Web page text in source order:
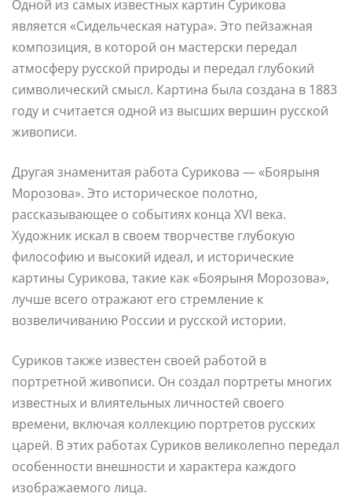
Одной из самых известных картин Сурикова
является «Сидельческая натура». Это пейзажная
композиция, в которой он мастерски передал
атмосферу русской природы и передал глубокий
символический смысл. Картина была создана в 1883
году и считается одной из высших вершин русской
живописи.
Другая знаменитая работа Сурикова — «Боярыня
Морозова». Это историческое полотно,
рассказывающее о событиях конца XVI века.
Художник искал в своем творчестве глубокую
философию и высокий идеал, и исторические
картины Сурикова, такие как «Боярыня Морозова»,
лучше всего отражают его стремление к
возвеличиванию России и русской истории.
Суриков также известен своей работой в
портретной живописи. Он создал портреты многих
известных и влиятельных личностей своего
времени, включая коллекцию портретов русских
царей. В этих работах Суриков великолепно передал
особенности внешности и характера каждого
изображаемого лица.